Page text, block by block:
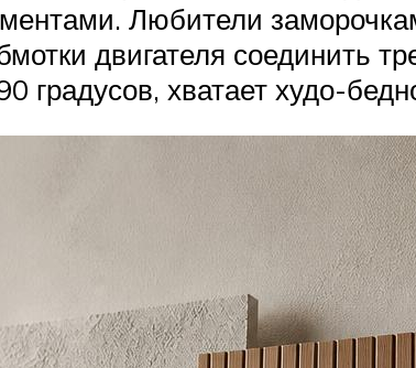
Любители
двигателя соединить
градусов, хватает худо-